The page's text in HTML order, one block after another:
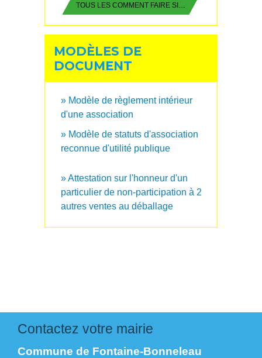
TOUS LES COMMENT FAIRE SI…
MODÈLES DE
DOCUMENT
Modèle de règlement intérieur
d'une association
Modèle de statuts d'association
reconnue d'utilité publique
Attestation sur l'honneur d'un
particulier de non-participation à 2
autres ventes au déballage
Contactez votre mairie
Commune de Fontaine-Bonneleau